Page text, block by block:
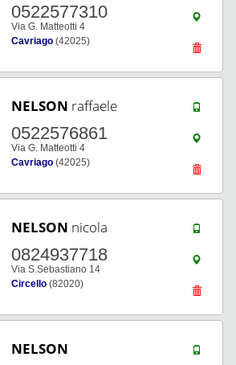
0522577310
Via G. Matteotti 4
Cavriago (42025)
NELSON raffaele
0522576861
Via G. Matteotti 4
Cavriago (42025)
NELSON nicola
0824937718
Via S.Sebastiano 14
Circello (82020)
NELSON